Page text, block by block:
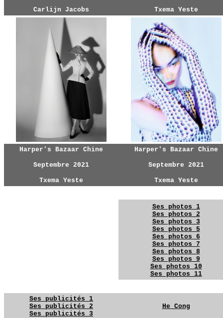
Carlijn Jacobs Txema Yeste
Harper's Bazaar Chine
Septembre 2021
Txema Yeste
Harper's Bazaar Chine
Septembre 2021
Txema Yeste
Ses photos 1
Ses photos 2
Ses photos 3
Ses photos 5
Ses photos 6
Ses photos 7
Ses photos 8
Ses photos 9
Ses photos 10
Ses photos 11
Ses publicités 1
Ses publicités 2
Ses publicités 3
He Cong